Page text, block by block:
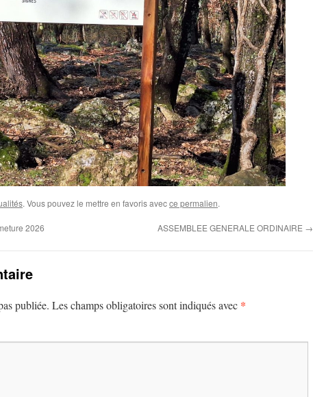
. Vous pouvez le mettre en favoris avecce permalien.
2026 ASSEMBLEE GENERALE ORDINAIRE →
publiée. Les champs obligatoires sont indiqués avec *